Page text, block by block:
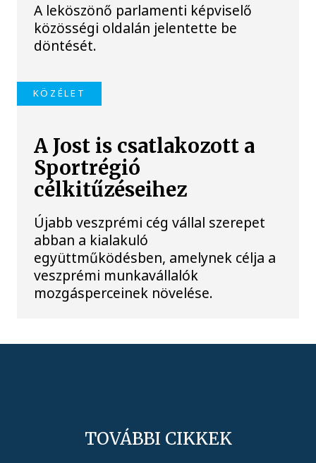
A leköszönő parlamenti képviselő
közösségi oldalán jelentette be
döntését.
KÖZÉLET
A Jost is csatlakozott a
Sportrégió
célkitűzéseihez
Újabb veszprémi cég vállal szerepet
abban a kialakuló
együttműködésben, amelynek célja a
veszprémi munkavállalók
mozgásperceinek növelése.
TOVÁBBI CIKKEK